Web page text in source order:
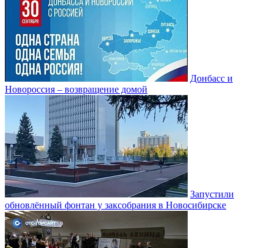
Донбасс и
Новороссия – возвращение домой
Запустили
обновлённый фонтан у заксобрания в Новосибирске